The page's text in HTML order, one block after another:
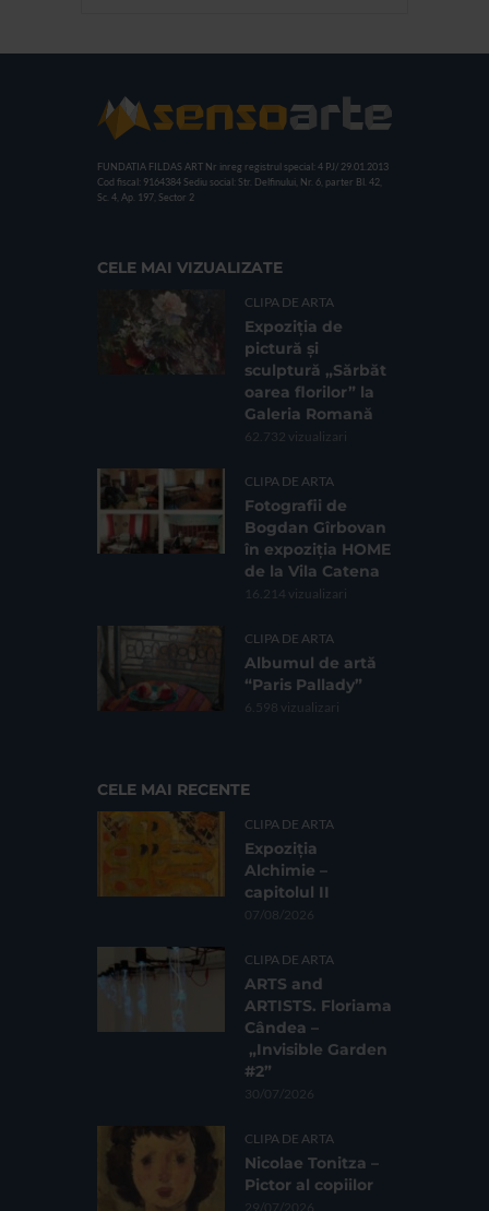
FUNDATIA FILDAS ART Nr inreg registrul special: 4 PJ/ 29.01.2013
Cod fiscal: 9164384 Sediu social: Str. Delfinului, Nr. 6, parter Bl. 42,
Sc. 4, Ap. 197, Sector 2
CELE MAI VIZUALIZATE
CLIPA DE ARTA
Expoziția de
pictură și
sculptură „Sărbăt
oarea florilor” la
Galeria Romană
62.732 vizualizari
CLIPA DE ARTA
Fotografii de
Bogdan Gîrbovan
în expoziția HOME
de la Vila Catena
16.214 vizualizari
CLIPA DE ARTA
Albumul de artă
“Paris Pallady”
6.598 vizualizari
CELE MAI RECENTE
CLIPA DE ARTA
Expoziția
Alchimie –
capitolul II
07/08/2026
CLIPA DE ARTA
ARTS and
ARTISTS. Floriama
Cândea –
„Invisible Garden
#2”
30/07/2026
CLIPA DE ARTA
Nicolae Tonitza –
Pictor al copiilor
29/07/2026